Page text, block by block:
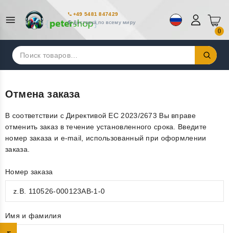
+49 5481 847429
Доставка по всему миру
0
Искать:
Отмена заказа
В соответствии с Директивой ЕС 2023/2673 Вы вправе
отменить заказ в течение установленного срока. Введите
номер заказа и e-mail, использованный при оформлении
заказа.
Номер заказа
Имя и фамилия